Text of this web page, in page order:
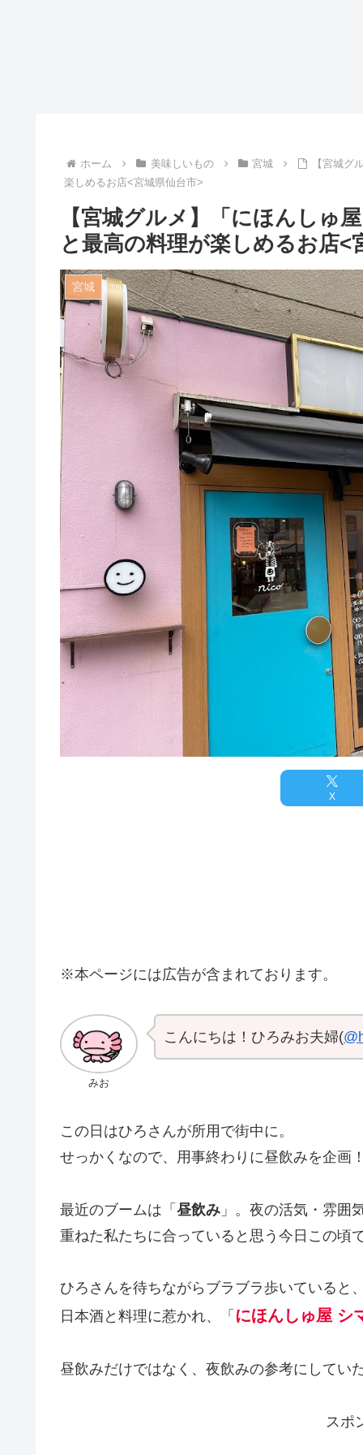
ホーム 美味しいもの 宮城
【宮城グ
楽しめるお店<宮城県仙台市>
【宮城グルメ】「にほんしゅ
と最高の料理が楽しめるお店<
宮城
X
※本ページには広告が含まれております。
みお
こんにちは！ひろみお夫婦(
この日はひろさんが所用で街中に。
せっかくなので、用事終わりに昼飲みを企画！
最近のブームは「 昼飲み 」。夜の活気・雰囲
重ねた私たちに合っていると思う今日この頃で
ひろさんを待ちながらブラブラ歩いていると
日本酒と料理に惹かれ、「 にほんしゅ屋 シ
昼飲みだけではなく、夜飲みの参考にしてい
スポ